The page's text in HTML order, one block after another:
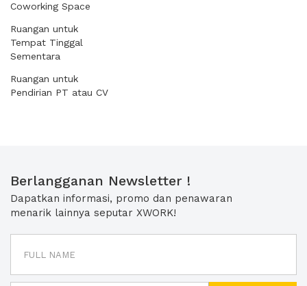
Coworking Space
Ruangan untuk
Tempat Tinggal
Sementara
Ruangan untuk
Pendirian PT atau CV
Berlangganan Newsletter !
Dapatkan informasi, promo dan penawaran
menarik lainnya seputar XWORK!